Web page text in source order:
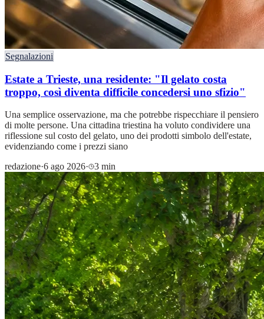
Segnalazioni
Estate a Trieste, una residente: "Il gelato costa
troppo, così diventa difficile concedersi uno sfizio"
Una semplice osservazione, ma che potrebbe rispecchiare il pensiero
di molte persone. Una cittadina triestina ha voluto condividere una
riflessione sul costo del gelato, uno dei prodotti simbolo dell'estate,
evidenziando come i prezzi siano
redazione·6 ago 2026· 3 min